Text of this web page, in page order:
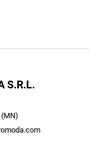
S.R.L.
del 20% su tutti i
a te riservate.